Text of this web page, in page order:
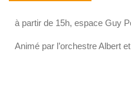
à partir de 15h, espace Guy
Animé par l’orchestre Albert